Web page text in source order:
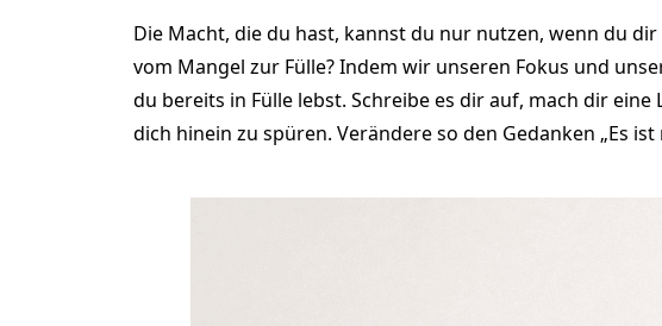
Die Macht, die du hast, kannst du nur nutzen, wenn du
vom Mangel zur Fülle? Indem wir unseren Fokus und
du bereits in Fülle lebst. Schreibe es dir auf, mach dir
dich hinein zu spüren. Verändere so den Gedanken „Es